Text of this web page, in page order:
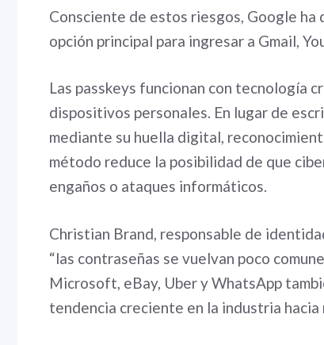
Consciente de estos riesgos, Google ha
opción principal para ingresar a Gmail,
Las passkeys funcionan con tecnología
dispositivos personales. En lugar de
mediante su huella digital,
método reduce la posibilidad de que
engaños o ataques informáticos.
Christian Brand, responsable de
“las contraseñas se vuelvan poco
Microsoft, eBay, Uber y WhatsApp
tendencia creciente en la industria